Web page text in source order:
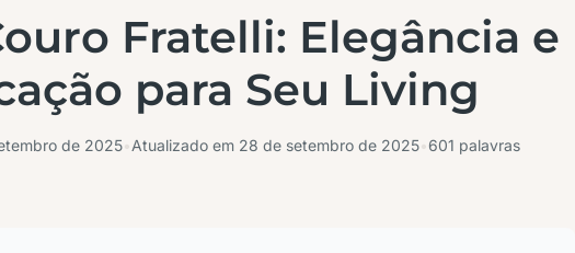
Fratelli: Elegância e
para Seu Living
de 2025 Atualizado em 28 de setembro de 2025 601 palavras